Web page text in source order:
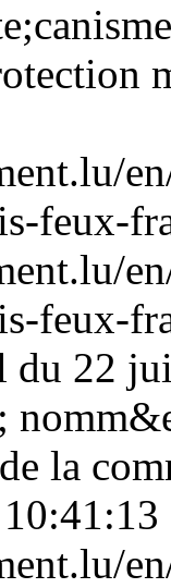
feux-
feux-
22
la